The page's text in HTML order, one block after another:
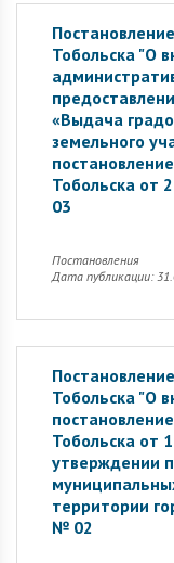
Тобольска "О
«Выдача
земельного
Тобольска от
03
Постановления
Дата публикации:
Тобольска "О
Тобольска от
утверждении
территории
№ 02